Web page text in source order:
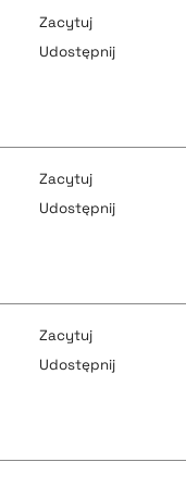
Zacytuj
Udostępnij
Zacytuj
Udostępnij
Zacytuj
Udostępnij